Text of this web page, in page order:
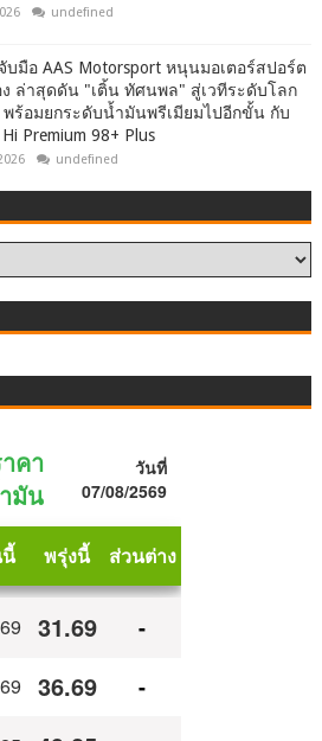
undefined
บมือ AAS Motorsport หนุนมอเตอร์สปอร์ต
ง ล่าสุดดัน "เติ้น ทัศนพล" สู่เวทีระดับโลก
พร้อมยกระดับน้ำมันพรีเมียมไปอีกขั้น กับ
Premium 98+ Plus
undefined